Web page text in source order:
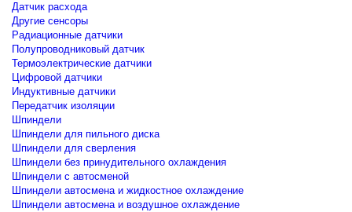
Датчик расхода
Другие сенсоры
Радиационные датчики
Полупроводниковый датчик
Термоэлектрические датчики
Цифровой датчики
Индуктивные датчики
Передатчик изоляции
Шпиндели
Шпиндели для пильного диска
Шпиндели для сверления
Шпиндели без принудительного охлаждения
Шпиндели с автосменой
Шпиндели автосмена и жидкостное охлаждение
Шпиндели автосмена и воздушное охлаждение